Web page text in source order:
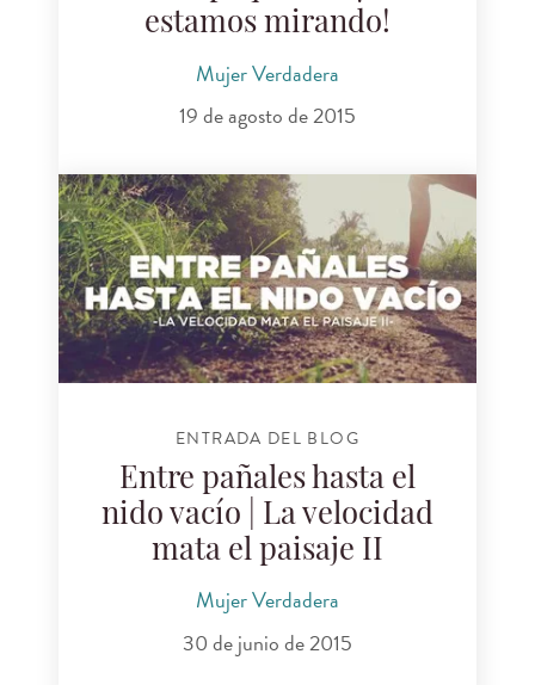
estamos mirando!
Mujer Verdadera
19 de agosto de 2015
ENTRADA DEL BLOG
Entre pañales hasta el
nido vacío | La velocidad
mata el paisaje II
Mujer Verdadera
30 de junio de 2015